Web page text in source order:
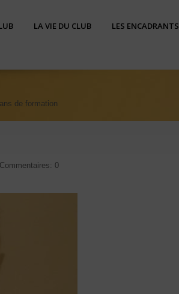
LA VIE DU CLUB LES ENCADRANTS
de formation
Commentaires: 0